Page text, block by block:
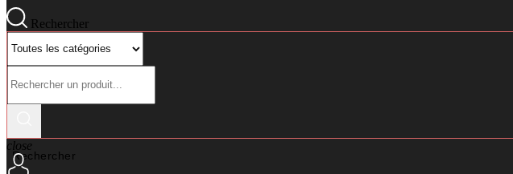
Rechercher
Rechercher
close